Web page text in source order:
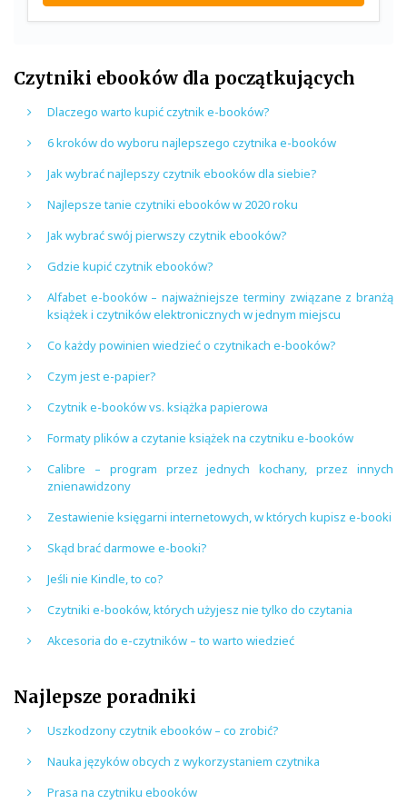
Czytniki ebooków dla początkujących
Dlaczego warto kupić czytnik e-booków?
6 kroków do wyboru najlepszego czytnika e-booków
Jak wybrać najlepszy czytnik ebooków dla siebie?
Najlepsze tanie czytniki ebooków w 2020 roku
Jak wybrać swój pierwszy czytnik ebooków?
Gdzie kupić czytnik ebooków?
Alfabet e-booków – najważniejsze terminy związane z branżą
książek i czytników elektronicznych w jednym miejscu
Co każdy powinien wiedzieć o czytnikach e-booków?
Czym jest e-papier?
Czytnik e-booków vs. książka papierowa
Formaty plików a czytanie książek na czytniku e-booków
Calibre – program przez jednych kochany, przez innych
znienawidzony
Zestawienie księgarni internetowych, w których kupisz e-booki
Skąd brać darmowe e-booki?
Jeśli nie Kindle, to co?
Czytniki e-booków, których użyjesz nie tylko do czytania
Akcesoria do e-czytników – to warto wiedzieć
Najlepsze poradniki
Uszkodzony czytnik ebooków – co zrobić?
Nauka języków obcych z wykorzystaniem czytnika
Prasa na czytniku ebooków